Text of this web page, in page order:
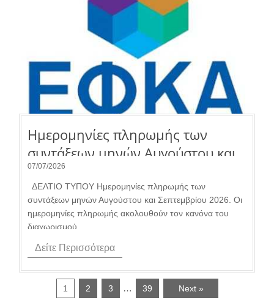
Ημερομηνίες πληρωμής των
συντάξεων μηνών Αυγούστου και
Σεπτεμβρίου 2026.
07/07/2026
ΔΕΛΤΙΟ ΤΥΠΟΥ Ημερομηνίες πληρωμής των
συντάξεων μηνών Αυγούστου και Σεπτεμβρίου 2026. Οι
ημερομηνίες πληρωμής ακολουθούν τον κανόνα του
διαχωρισμού...
Δείτε Περισσότερα
1 2 3 … 39 Next »